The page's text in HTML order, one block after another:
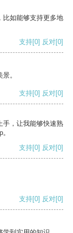
比如能够支持更多地
支持[0] 反对[0]
。
支持[0] 反对[0]
手，让我能够快速熟
支持[0] 反对[0]
支持[0] 反对[0]